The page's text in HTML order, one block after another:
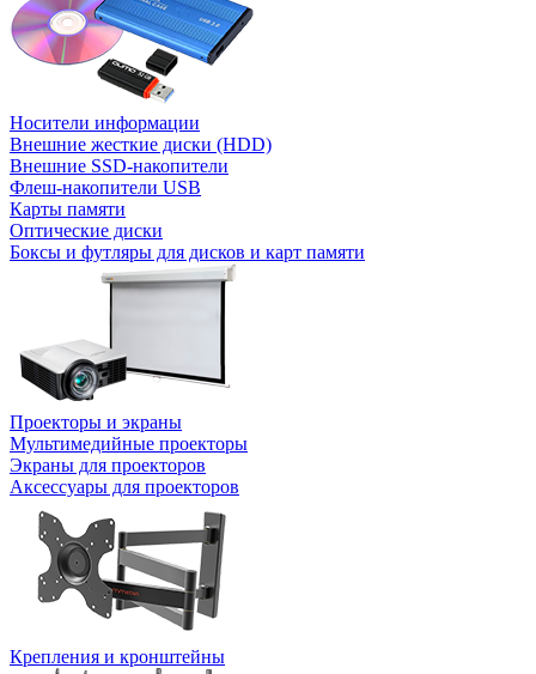
Носители информации
Внешние жесткие диски (HDD)
Внешние SSD-накопители
Флеш-накопители USB
Карты памяти
Оптические диски
Боксы и футляры для дисков и карт памяти
Проекторы и экраны
Мультимедийные проекторы
Экраны для проекторов
Аксессуары для проекторов
Крепления и кронштейны